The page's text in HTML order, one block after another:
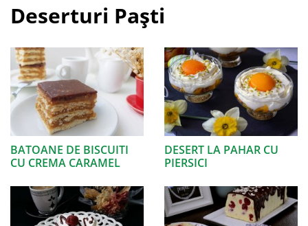
Deserturi Paști
BATOANE DE BISCUITI
CU CREMA CARAMEL
DESERT LA PAHAR CU
PIERSICI